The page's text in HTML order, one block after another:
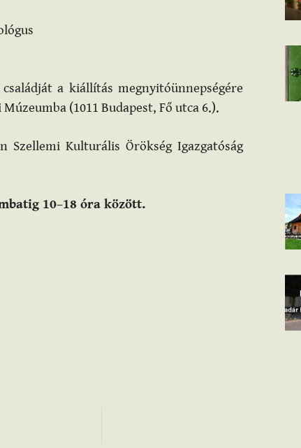
a kiállítás megnyitóünnepségére
(1011 Budapest, Fő utca 6.).
Szellemi Kulturális Örökség Igazgatóság
10–18 óra között.